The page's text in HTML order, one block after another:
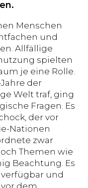
Menschen
und
Allfällige
spielten
je eine Rolle.
der
Welt traf, ging
Fragen. Es
der vor
Nationen
zwar
Themen wie
Beachtung. Es
und